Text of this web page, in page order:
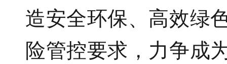
造安全环保、高效绿
险管控要求，力争成